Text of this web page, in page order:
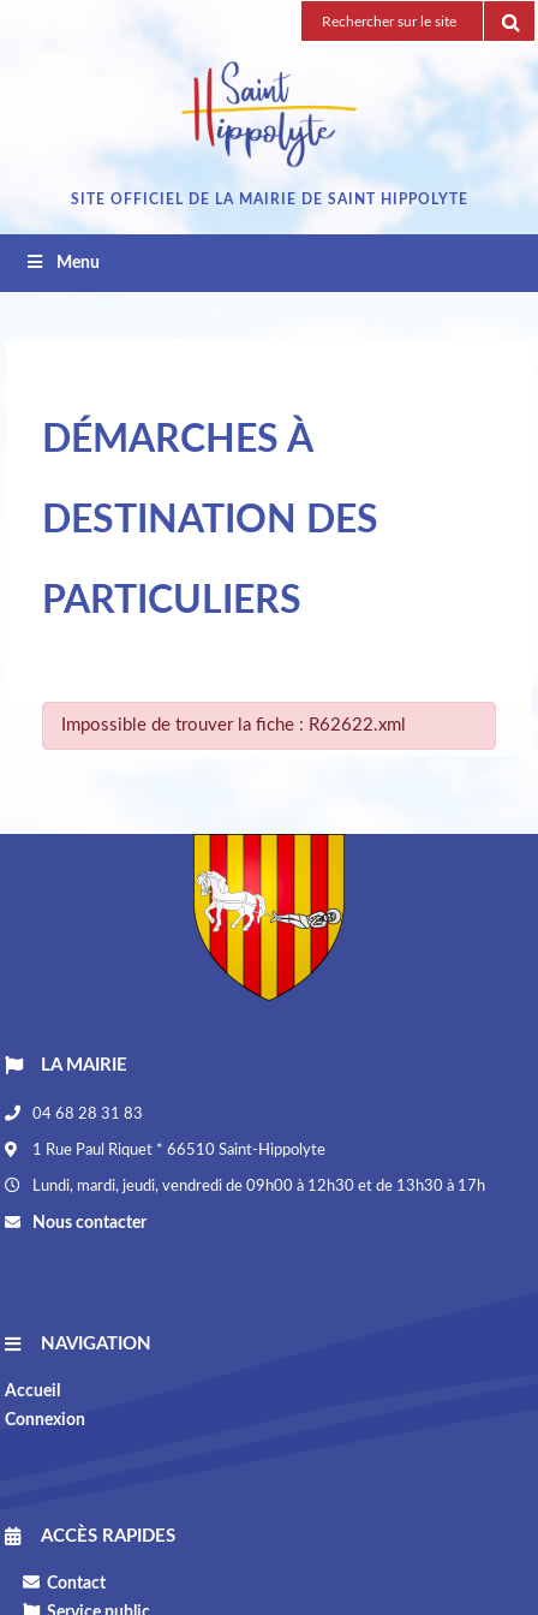
Recherche
pour
SITE OFFICIEL DE LA MAIRIE DE SAINT HIPPOLYTE
Menu
DÉMARCHES À
DESTINATION DES
PARTICULIERS
Impossible de trouver la fiche : R62622.xml
LA MAIRIE
04 68 28 31 83
1 Rue Paul Riquet * 66510 Saint-Hippolyte
Lundi, mardi, jeudi, vendredi de 09h00 à 12h30 et de 13h30 à 17h
Nous contacter
NAVIGATION
Accueil
Connexion
ACCÈS RAPIDES
Contact